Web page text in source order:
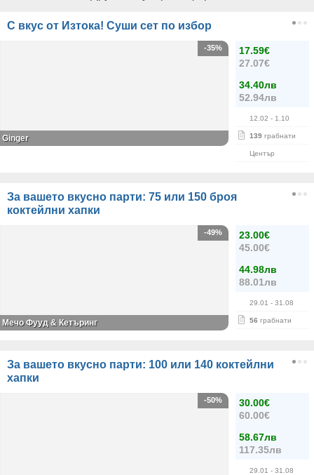
С вкус от Изтока! Суши сет по избор
17.59€
27.07€
34.40лв
52.94лв
12.02 - 1.10
139 грабнати
Център
-35%
Ginger
За вашето вкусно парти: 75 или 150 броя
коктейлни хапки
23.00€
45.00€
44.98лв
88.01лв
29.01 - 31.08
56 грабнати
-49%
Мечо Фууд & Кетъринг
За вашето вкусно парти: 100 или 140 коктейлни
хапки
30.00€
60.00€
58.67лв
117.35лв
29.01 - 31.08
-50%